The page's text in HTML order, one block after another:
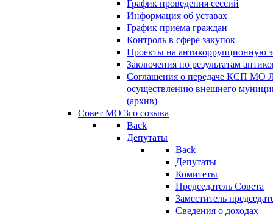
График проведения сессий
Информация об уставах
График приема граждан
Контроль в сфере закупок
Проекты на антикоррупционную
Заключения по результатам
Соглашения о передаче КСП МО
осуществлению внешнего
(архив)
Совет МО 3го созыва
Back
Депутаты
Back
Депутаты
Комитеты
Председатель Совета
Заместитель
Сведения о доходах